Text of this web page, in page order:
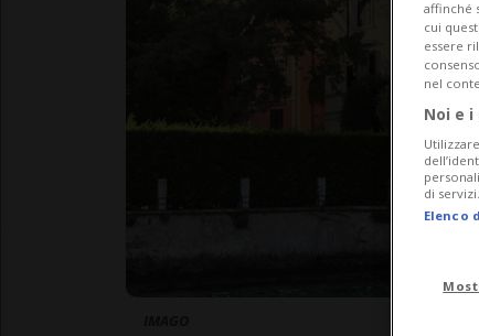
affinché
cui
essere
nel
Noi e
di servizi.
Elenco